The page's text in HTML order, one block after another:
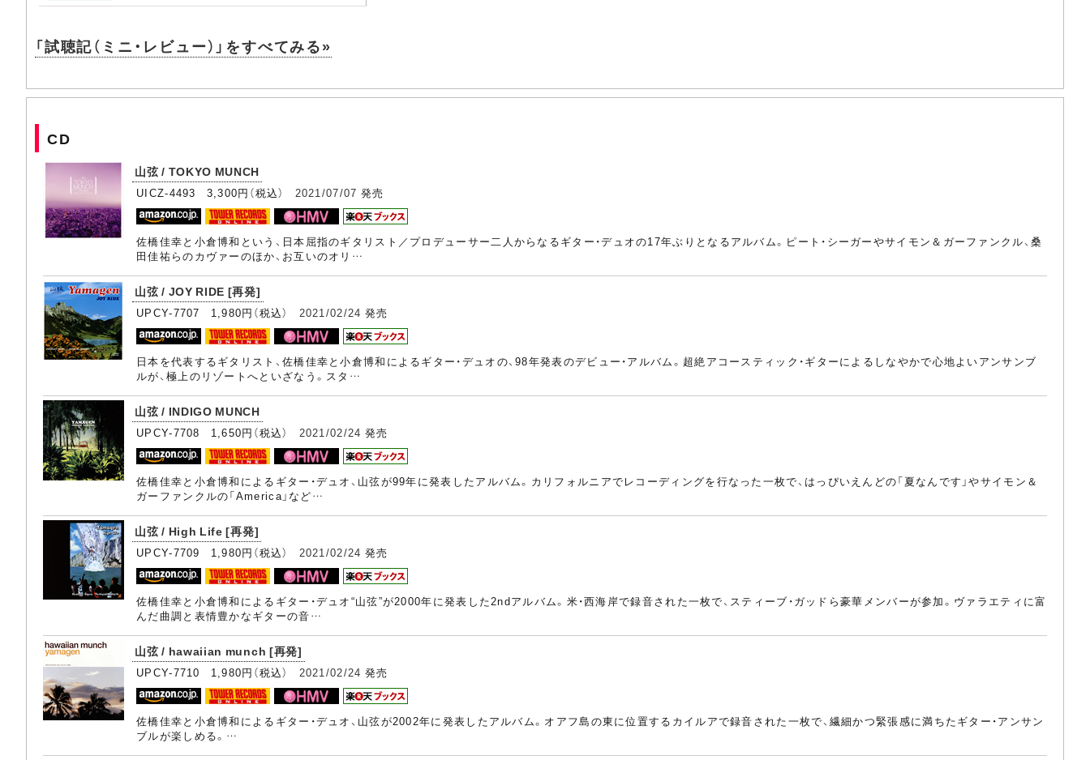
「試聴記（ミニ・レビュー）」をすべてみる»
CD
山弦 / TOKYO MUNCH
UICZ-4493 3,300円（税込） 2021/07/07 発売
佐橋佳幸と小倉博和という、日本屈指のギタリスト／プロデューサー二人からなるギター・デュオの17年ぶりとなるアルバム。ピート・シーガーやサイモン＆ガーファンクル、桑
田佳祐らのカヴァーのほか、お互いのオリ…
山弦 / JOY RIDE [再発]
UPCY-7707 1,980円（税込） 2021/02/24 発売
日本を代表するギタリスト、佐橋佳幸と小倉博和によるギター・デュオの、98年発表のデビュー・アルバム。超絶アコースティック・ギターによるしなやかで心地よいアンサンブ
ルが、極上のリゾートへといざなう。スタ…
山弦 / INDIGO MUNCH
UPCY-7708 1,650円（税込） 2021/02/24 発売
佐橋佳幸と小倉博和によるギター・デュオ、山弦が99年に発表したアルバム。カリフォルニアでレコーディングを行なった一枚で、はっぴいえんどの「夏なんです」やサイモン＆
ガーファンクルの「America」など…
山弦 / High Life [再発]
UPCY-7709 1,980円（税込） 2021/02/24 発売
佐橋佳幸と小倉博和によるギター・デュオ“山弦”が2000年に発表した2ndアルバム。米・西海岸で録音された一枚で、スティーブ・ガッドら豪華メンバーが参加。ヴァラエティに富
んだ曲調と表情豊かなギターの音…
山弦 / hawaiian munch [再発]
UPCY-7710 1,980円（税込） 2021/02/24 発売
佐橋佳幸と小倉博和によるギター・デュオ、山弦が2002年に発表したアルバム。オアフ島の東に位置するカイルアで録音された一枚で、繊細かつ緊張感に満ちたギター・アンサン
ブルが楽しめる。…